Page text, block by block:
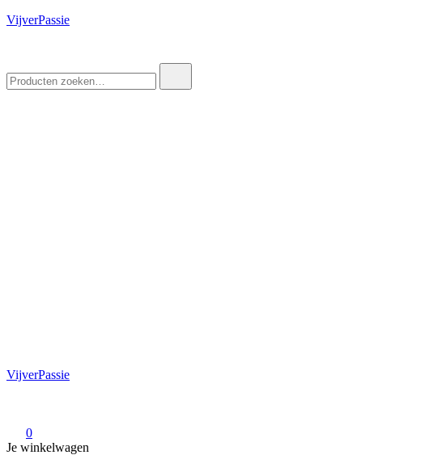
VijverPassie
naar:
VijverPassie
0
Je winkelwagen